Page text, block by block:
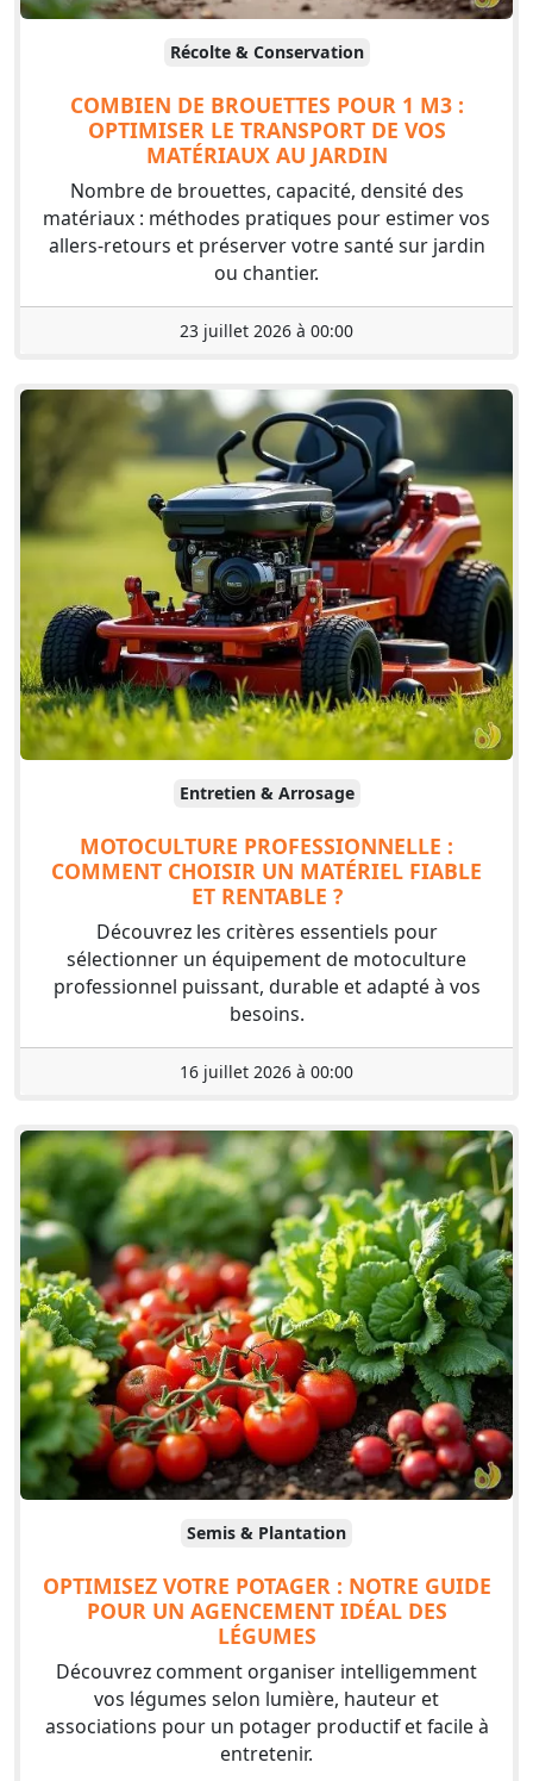
Récolte & Conservation
COMBIEN DE BROUETTES POUR 1 M3 :
OPTIMISER LE TRANSPORT DE VOS
MATÉRIAUX AU JARDIN
Nombre de brouettes, capacité, densité des
matériaux : méthodes pratiques pour estimer vos
allers-retours et préserver votre santé sur jardin
ou chantier.
23 juillet 2026 à 00:00
Entretien & Arrosage
MOTOCULTURE PROFESSIONNELLE :
COMMENT CHOISIR UN MATÉRIEL FIABLE
ET RENTABLE ?
Découvrez les critères essentiels pour
sélectionner un équipement de motoculture
professionnel puissant, durable et adapté à vos
besoins.
16 juillet 2026 à 00:00
Semis & Plantation
OPTIMISEZ VOTRE POTAGER : NOTRE GUIDE
POUR UN AGENCEMENT IDÉAL DES
LÉGUMES
Découvrez comment organiser intelligemment
vos légumes selon lumière, hauteur et
associations pour un potager productif et facile à
entretenir.